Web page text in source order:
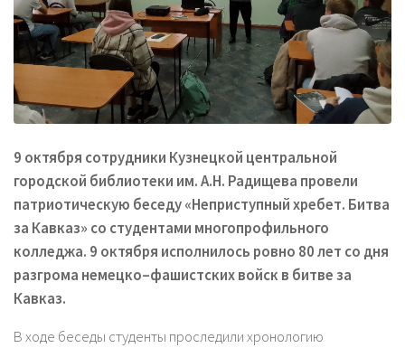
9 октября сотрудники Кузнецкой центральной
городской библиотеки им. А.Н. Радищева провели
патриотическую беседу «Неприступный хребет. Битва
за Кавказ» со студентами многопрофильного
колледжа. 9 октября исполнилось ровно 80 лет со дня
разгрома немецко–фашистских войск в битве за
Кавказ.
В ходе беседы студенты проследили хронологию